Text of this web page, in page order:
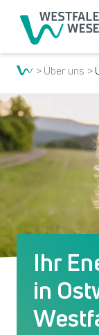
Über uns
Ihr
in